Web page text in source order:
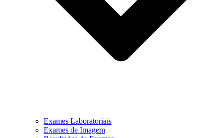
Exames Laboratoriais
Exames de Imagem